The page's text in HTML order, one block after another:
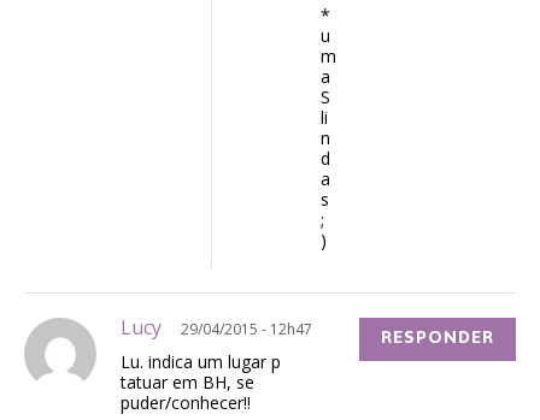
*
u
m
a
S
li
n
d
a
s
;
)
Lucy 29/04/2015 - 12h47
Lu. indica um lugar p
tatuar em BH, se
puder/conhecer!!
RESPONDER